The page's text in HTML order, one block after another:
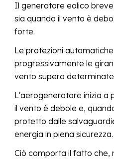
Il generatore eolico
sia quando il ventoè
forte.
Le protezioni
progressivamente le
vento supera
L'aerogeneratoreinizia a
il vento è debole e,
protetto dalle
energia in piena sicurezza.
Ciò comporta il fatto che,